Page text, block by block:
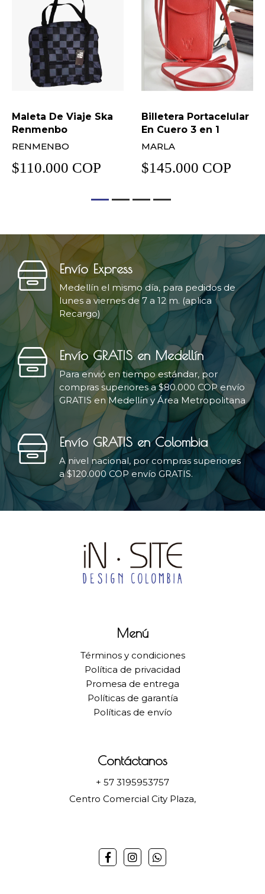
Maleta De Viaje Ska
Renmenbo
RENMENBO
$110.000 COP
Billetera Portacelular
En Cuero 3 en 1
MARLA
$145.000 COP
Envío Express
Medellín el mismo día, para pedidos de
lunes a viernes de 7 a 12 m. (aplica
Recargo)
Envío GRATIS en Medellín
Para envió en tiempo estándar, por
compras superiores a $80.000 COP envío
GRATIS en Medellín y Área Metropolitana
Envío GRATIS en Colombia
A nivel nacional, por compras superiores
a $120.000 COP envío GRATIS.
Menú
Términos y condiciones
Política de privacidad
Promesa de entrega
Políticas de garantía
Políticas de envío
Contáctanos
+ 57 3195953757
Centro Comercial City Plaza,